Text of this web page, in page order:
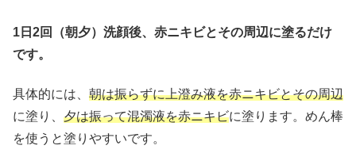
1日2回（朝夕）洗顔後、赤ニキビとその周辺に塗るだけ
です。
具体的には、 朝は振らずに上澄み液を赤ニキビとその周辺
に塗り、 夕は振って混濁液を赤ニキビに塗ります。めん棒
を使うと塗りやすいです。